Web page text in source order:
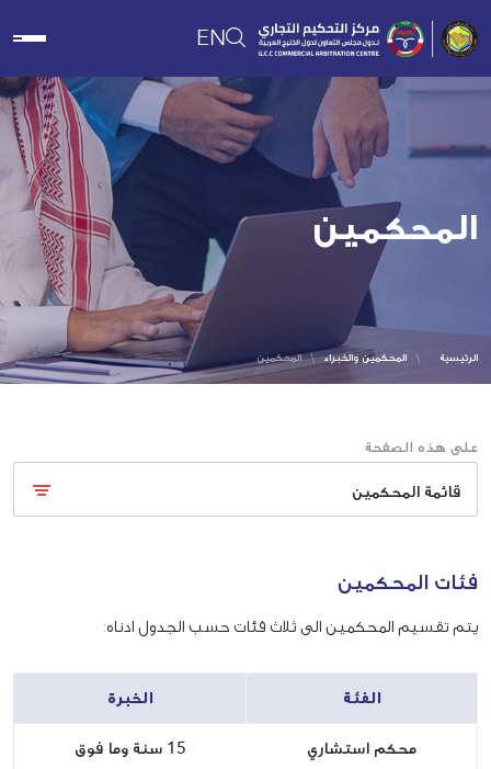
EN
المحكمين
الرئيسية المحكمين والخبراء المحكمين
على هذه الصفحة
قائمة المحكمين
فئات المحكمين
يتم تقسيم المحكمين الى ثلاث فئات حسب الجدول ادناه:
الفئة الخبرة
محكم استشاري 15 سنة وما فوق